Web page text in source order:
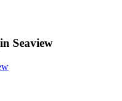
Seaview